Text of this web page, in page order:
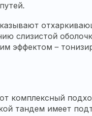
слизистой
эффектом –
комплексный
тандем имеет